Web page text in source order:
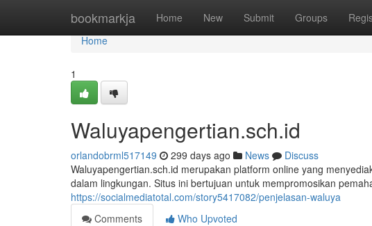
bookmarkja Home New Submit Groups
Home
Home
1
Waluyapengertian.sch.id
orlandobrml517149 299 days ago News
Discuss
Waluyapengertian.sch.id merupakan platform online yang
dalam lingkungan. Situs ini bertujuan untuk mempromosikan
https://socialmediatotal.com/story5417082/penjelasan-waluya
Comments
Who Upvoted